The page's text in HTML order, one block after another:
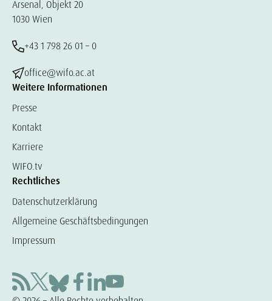
Arsenal, Objekt 20
1030 Wien
+43 1 798 26 01 – 0
office@wifo.ac.at
Weitere Informationen
Presse
Kontakt
Karriere
WIFO.tv
Rechtliches
Datenschutzerklärung
Allgemeine Geschäftsbedingungen
Impressum